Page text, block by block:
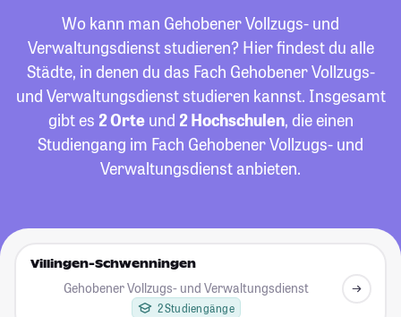
Wo kann man Gehobener Vollzugs- und
Verwaltungsdienst studieren? Hier findest du alle
Städte, in denen du das Fach Gehobener Vollzugs-
und Verwaltungsdienst studieren kannst. Insgesamt
gibt es 2 Orteund 2 Hochschulen, die einen
Studiengang im Fach Gehobener Vollzugs- und
Verwaltungsdienst anbieten.
Villingen-Schwenningen
Gehobener Vollzugs- und Verwaltungsdienst
2 Studiengänge